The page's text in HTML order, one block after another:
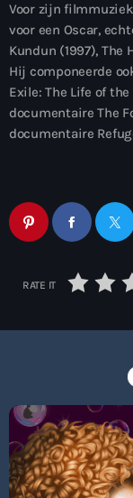
Voor zijn
voor een Oscar,
Kundun (1997), The
Hij componeerde
Exile: The Life of
documentaire The
documentaire
RATE IT